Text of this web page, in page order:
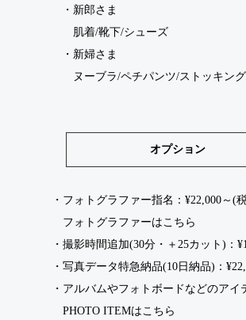
・新郎さま
肌着/靴下/シューズ
・新婦さま
ヌーブラ/ペチパンツ/ストッキン
オプション
・フォトグラファー指名：¥22,000～(
フォトグラファーはこちら
・撮影時間追加(30分・＋25カット)：
・写真データ特急納品(10日納品)：
・アルバムやフォトボードなどのアイ
PHOTO ITEMはこちら